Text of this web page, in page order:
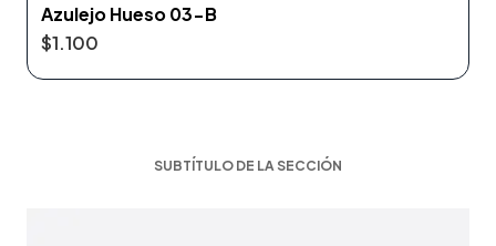
Azulejo Hueso 03-B
$1.100
SUBTÍTULO DE LA SECCIÓN